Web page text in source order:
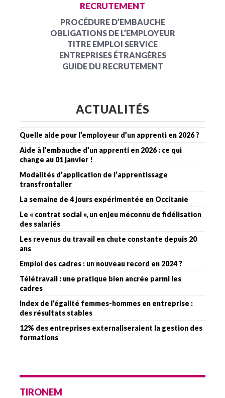
RECRUTEMENT
PROCÉDURE D’EMBAUCHE
OBLIGATIONS DE L’EMPLOYEUR
TITRE EMPLOI SERVICE
ENTREPRISES ÉTRANGÈRES
GUIDE DU RECRUTEMENT
ACTUALITÉS
Quelle aide pour l’employeur d’un apprenti en 2026 ?
Aide à l’embauche d’un apprenti en 2026 : ce qui
change au 01 janvier !
Modalités d’application de l’apprentissage
transfrontalier
La semaine de 4 jours expérimentée en Occitanie
Le « contrat social », un enjeu méconnu de fidélisation
des salariés
Les revenus du travail en chute constante depuis 20
ans
Emploi des cadres : un nouveau record en 2024 ?
Télétravail : une pratique bien ancrée parmi les
cadres
Index de l’égalité femmes-hommes en entreprise :
des résultats stables
12% des entreprises externaliseraient la gestion des
formations
TIRONEM